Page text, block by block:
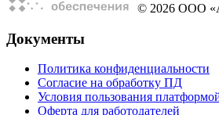
© 2026 ООО
Документы
Политика конфиденциальности
Согласие на обработку ПД
Условия пользования
Оферта для работодателей